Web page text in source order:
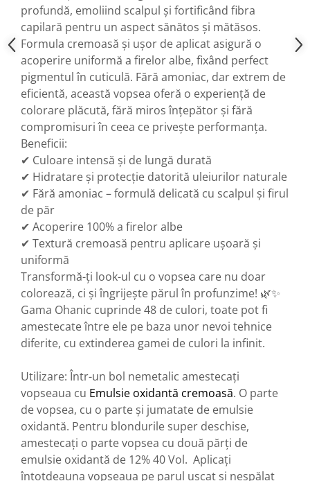
profundă, emoliind scalpul și fortificând fibra
capilară pentru un aspect sănătos și mătăsos.
Formula cremoasă și ușor de aplicat asigură o
acoperire uniformă a firelor albe, fixând perfect
pigmentul în cuticulă. Fără amoniac, dar extrem de
eficientă, această vopsea oferă o experiență de
colorare plăcută, fără miros înțepător și fără
compromisuri în ceea ce privește performanța.
Beneficii:
✔ Culoare intensă și de lungă durată
✔ Hidratare și protecție datorită uleiurilor naturale
✔ Fără amoniac – formulă delicată cu scalpul și firul
de păr
✔ Acoperire 100% a firelor albe
✔ Textură cremoasă pentru aplicare ușoară și
uniformă
Transformă-ți look-ul cu o vopsea care nu doar
colorează, ci și îngrijește părul în profunzime! 🌿✨
Gama Ohanic cuprinde 48 de culori, toate pot fi
amestecate între ele pe baza unor nevoi tehnice
diferite, cu extinderea gamei de culori la infinit.
Utilizare: Într-un bol nemetalic amestecați
vopseaua cu Emulsie oxidantă cremoasă. O parte
de vopsea, cu o parte și jumatate de emulsie
oxidantă. Pentru blondurile super deschise,
amestecați o parte vopsea cu două părți de
emulsie oxidantă de 12% 40 Vol. Aplicați
întotdeauna vopseaua pe parul uscat și nespălat